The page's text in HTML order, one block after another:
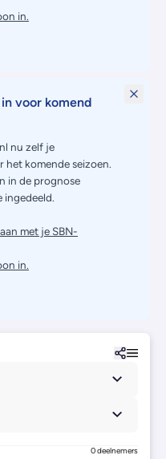
in.
voor komend
nu zelf je
het komende seizoen.
in de prognose
ingedeeld.
met je SBN-
in.
0 deelnemers